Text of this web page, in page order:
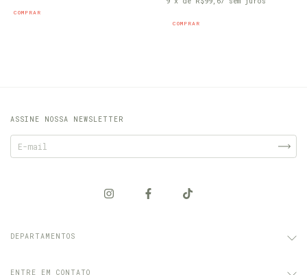
COMPRAR
COMPRAR
ASSINE NOSSA NEWSLETTER
DEPARTAMENTOS
ENTRE EM CONTATO